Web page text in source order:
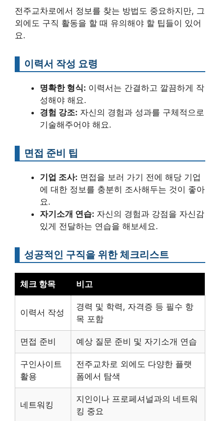
전주교차로에서 정보를 찾는 방법도 중요하지만, 그
외에도 구직 활동을 할 때 유의해야 할 팁들이 있어
요.
이력서 작성 요령
명확한 형식: 이력서는 간결하고 깔끔하게 작
성해야 해요.
경험 강조: 자신의 경험과 성과를 구체적으로
기술해주어야 해요.
면접 준비 팁
기업 조사: 면접을 보러 가기 전에 해당 기업
에 대한 정보를 충분히 조사해두는 것이 좋아
요.
자기소개 연습: 자신의 경험과 강점을 자신감
있게 전달하는 연습을 해보세요.
성공적인 구직을 위한 체크리스트
체크 항목 비고
이력서 작성
경력 및 학력, 자격증 등 필수 항
목 포함
면접 준비 예상 질문 준비 및 자기소개 연습
구인사이트
활용
전주교차로 외에도 다양한 플랫
폼에서 탐색
네트워킹
지인이나 프로페셔널과의 네트워
킹 중요